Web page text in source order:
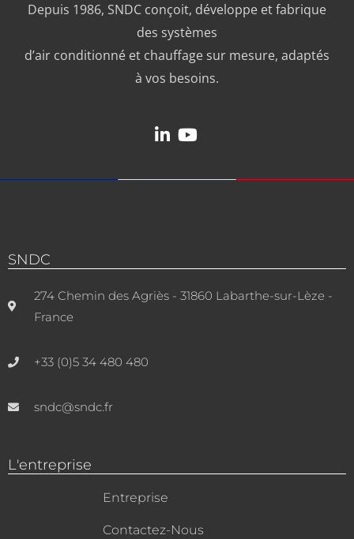
Depuis 1986, SNDC conçoit, développe et fabrique
des systèmes
d’air conditionné et chauffage sur mesure, adaptés
à vos besoins.
SNDC
274 Chemin des Agriès - 31860 Labarthe-sur-Lèze -
France
+33 (0)5 34 480 480
sndc@sndc.fr
L'entreprise
Entreprise
Contactez-Nous